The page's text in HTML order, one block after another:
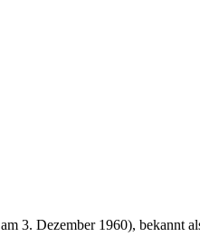
3. Dezember 1960), bekannt